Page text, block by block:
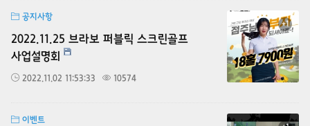
공지사항
2022.11.25 브라보 퍼블릭 스크린골프
사업설명회
2022.11.02 11:53:33 10574
+1
이벤트